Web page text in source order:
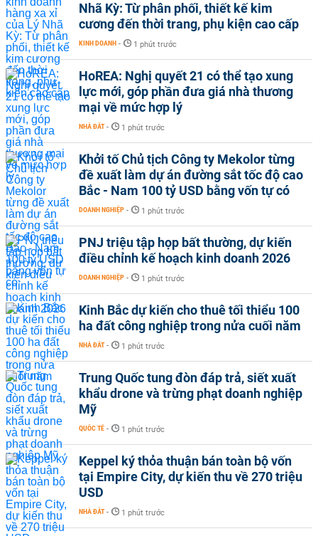
Nhã Kỳ: Từ phân phối, thiết kế kim
cương đến thời trang, phụ kiện cao cấp
KINH DOANH - 1 phút trước
HoREA: Nghị quyết 21 có thể tạo xung
lực mới, góp phần đưa giá nhà thương
mại về mức hợp lý
NHÀ ĐẤT - 1 phút trước
Khởi tố Chủ tịch Công ty Mekolor từng
đề xuất làm dự án đường sắt tốc độ cao
Bắc - Nam 100 tỷ USD bằng vốn tự có
DOANH NGHIỆP - 1 phút trước
PNJ triệu tập họp bất thường, dự kiến
điều chỉnh kế hoạch kinh doanh 2026
DOANH NGHIỆP - 1 phút trước
Kinh Bắc dự kiến cho thuê tối thiểu 100
ha đất công nghiệp trong nửa cuối năm
NHÀ ĐẤT - 1 phút trước
Trung Quốc tung đòn đáp trả, siết xuất
khẩu drone và trừng phạt doanh nghiệp
Mỹ
QUỐC TẾ - 1 phút trước
Keppel ký thỏa thuận bán toàn bộ vốn
tại Empire City, dự kiến thu về 270 triệu
USD
NHÀ ĐẤT - 1 phút trước